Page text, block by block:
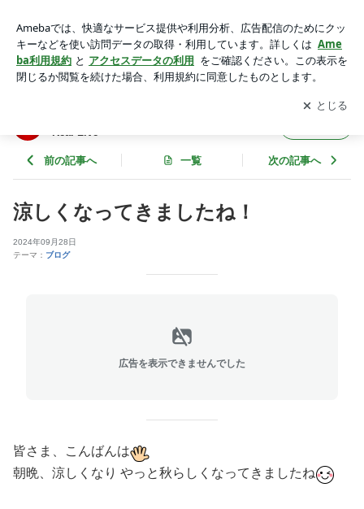
Liv.ReaLのReal Live
アプリをダウンロードして ブログの更新通知
を受け取りまし
ょう。
開く
Real Live
前の記事へ 一覧 次の記事へ
涼しくなってきましたね！
2024年09月28日
テーマ： ブログ
広告を表示できませんでした
皆さま、こんばんは
朝晩、涼しくなり やっと秋らしくなってきましたね